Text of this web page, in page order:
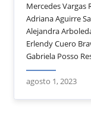
Mercedes Vargas Rojas, María Antonia Barney Díaz, Luz
Adriana Aguirre Santafé , Nora Liliana
Alejandra Arboleda Romero,
Erlendy Cuero Bravo, Alejandrina Falquez
Gabriela Posso
agosto 1, 2023